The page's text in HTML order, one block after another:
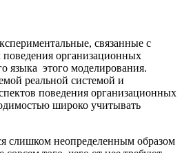
связанные с
организационных
языка этого мо­делирования.
реальной системой и
поведения организацион­ных
широко учитывать
слишком неопределенным образом